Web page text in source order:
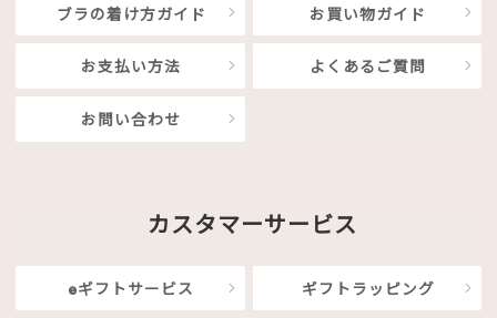
ブラの着け方ガイド お買い物ガイド
お支払い方法 よくあるご質問
お問い合わせ
カスタマーサービス
eギフトサービス ギフトラッピング